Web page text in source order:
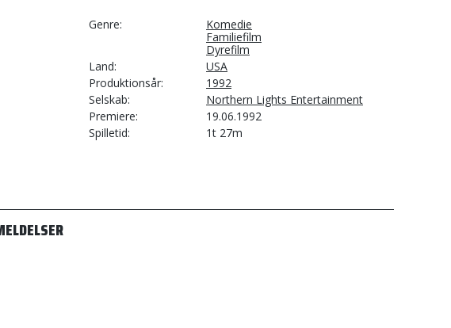
Genre
Komedie
Familiefilm
Dyrefilm
Land
USA
Produktionsår
1992
Selskab
Northern Lights Entertainment
Premiere
19.06.1992
Spilletid
1t 27m